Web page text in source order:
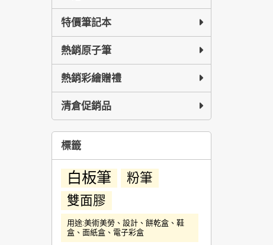
特價筆記本
熱銷原子筆
熱銷彩繪贈禮
清倉促銷品
標籤
白板筆
粉筆
雙面膠
用途:美術美勞、設計、餅乾盒、鞋
盒、面紙盒、電子彩盒